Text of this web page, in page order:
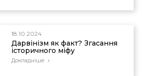
18.10.2024
Дарвінізм як факт? Згасання
історичного міфу
Докладніше